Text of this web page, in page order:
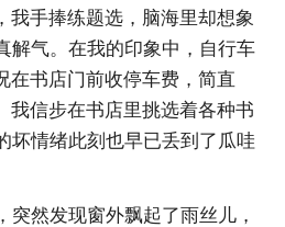
我手捧练题选，脑海里却想象
解气。在我的印象中，自行车
在书店门前收停车费，简直
我信步在书店里挑选着各种书
坏情绪此刻也早已丢到了瓜哇
突然发现窗外飘起了雨丝儿，